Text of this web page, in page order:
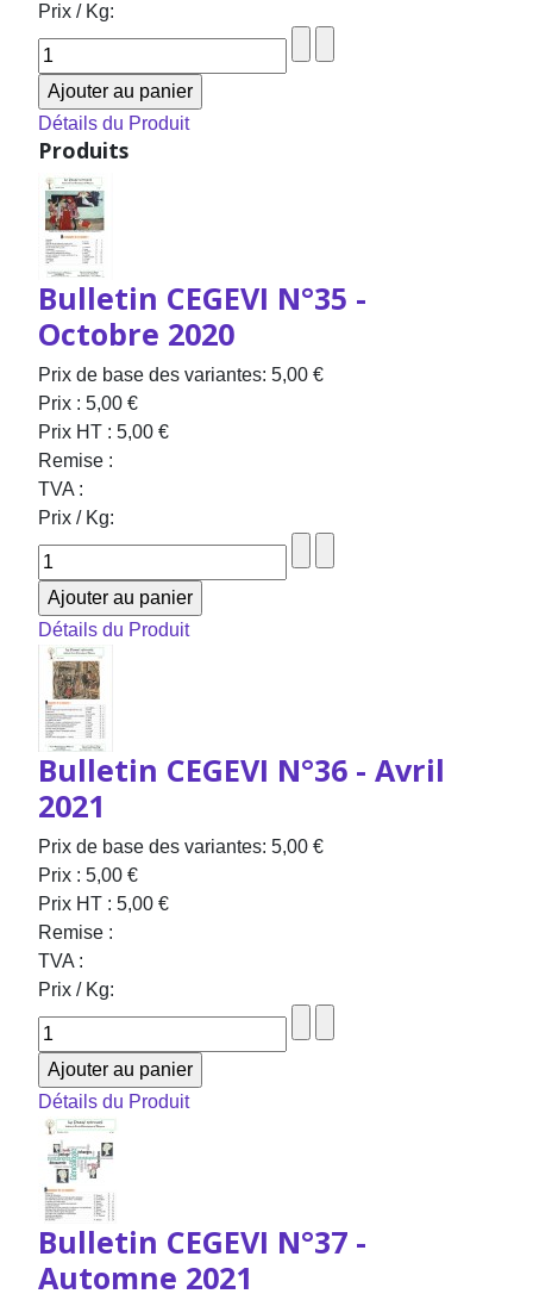
Prix / Kg:
Détails du Produit
Produits
Bulletin CEGEVI N°35 -
Octobre 2020
Prix de base des variantes: 5,00 €
Prix : 5,00 €
Prix HT : 5,00 €
Remise :
TVA :
Prix / Kg:
Détails du Produit
Bulletin CEGEVI N°36 - Avril
2021
Prix de base des variantes: 5,00 €
Prix : 5,00 €
Prix HT : 5,00 €
Remise :
TVA :
Prix / Kg:
Détails du Produit
Bulletin CEGEVI N°37 -
Automne 2021